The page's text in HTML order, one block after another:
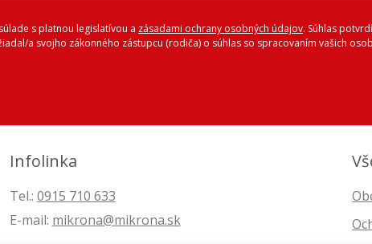
s platnou legislatívou a zásadami ochrany osobných údajov. Súhlas
a svojho zákonného zástupcu (rodiča) o súhlas so spracovaním vašich
Infolinka
Tel.: 0915 710 633
E-mail: mikrona@mikrona.sk